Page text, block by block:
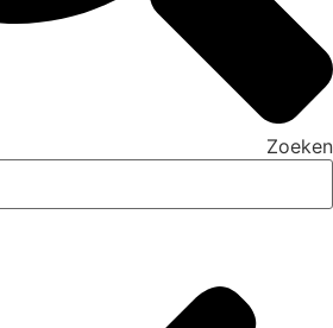
Zoeken